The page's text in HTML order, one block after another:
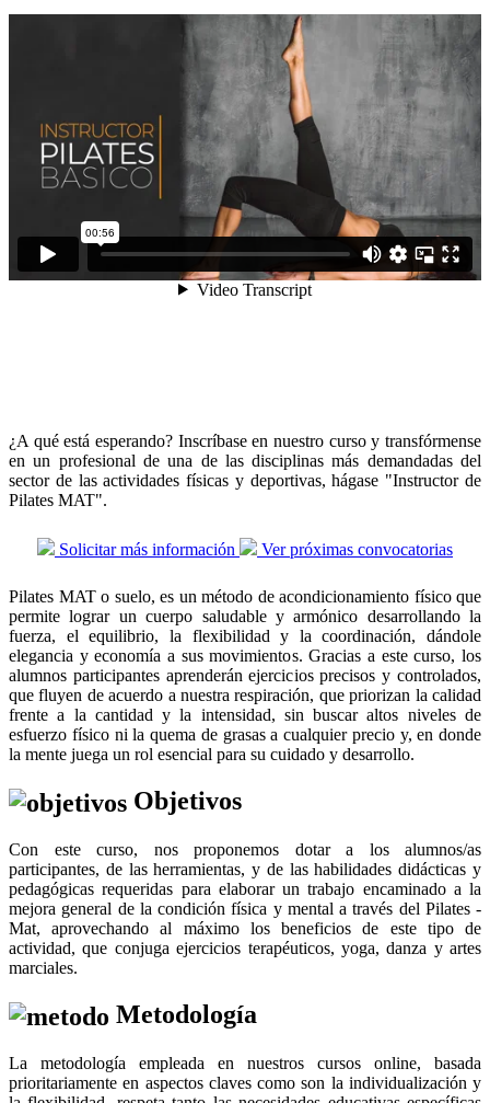
¿A qué está esperando? Inscríbase en nuestro curso y transfórmense
en un profesional de una de las disciplinas más demandadas del
sector de las actividades físicas y deportivas, hágase "Instructor de
Pilates MAT".
Solicitar más información Ver próximas convocatorias
Pilates MAT o suelo, es un método de acondicionamiento físico que
permite lograr un cuerpo saludable y armónico desarrollando la
fuerza, el equilibrio, la flexibilidad y la coordinación, dándole
elegancia y economía a sus movimientos. Gracias a este curso, los
alumnos participantes aprenderán ejercicios precisos y controlados,
que fluyen de acuerdo a nuestra respiración, que priorizan la calidad
frente a la cantidad y la intensidad, sin buscar altos niveles de
esfuerzo físico ni la quema de grasas a cualquier precio y, en donde
la mente juega un rol esencial para su cuidado y desarrollo.
Objetivos
Con este curso, nos proponemos dotar a los alumnos/as
participantes, de las herramientas, y de las habilidades didácticas y
pedagógicas requeridas para elaborar un trabajo encaminado a la
mejora general de la condición física y mental a través del Pilates -
Mat, aprovechando al máximo los beneficios de este tipo de
actividad, que conjuga ejercicios terapéuticos, yoga, danza y artes
marciales.
Metodología
La metodología empleada en nuestros cursos online, basada
prioritariamente en aspectos claves como son la individualización y